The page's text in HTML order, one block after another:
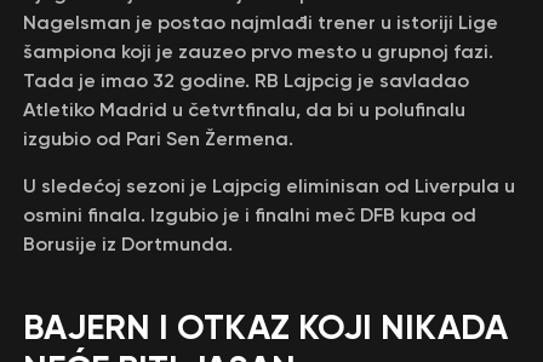
Nagelsman je postao najmlađi trener u istoriji Lige
šampiona koji je zauzeo prvo mesto u grupnoj fazi.
Tada je imao 32 godine. RB Lajpcig je savladao
Atletiko Madrid u četvrtfinalu, da bi u polufinalu
izgubio od Pari Sen Žermena.
U sledećoj sezoni je Lajpcig eliminisan od Liverpula u
osmini finala. Izgubio je i finalni meč DFB kupa od
Borusije iz Dortmunda.
BAJERN I OTKAZ KOJI NIKADA